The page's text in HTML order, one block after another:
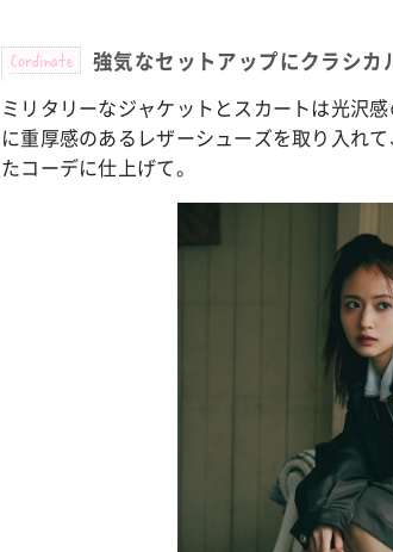
Cordinate 強気なセットアップにクラシカ
ミリタリーなジャケットとスカートは光沢
に重厚感のあるレザーシューズを取り入れ
たコーデに仕上げて。